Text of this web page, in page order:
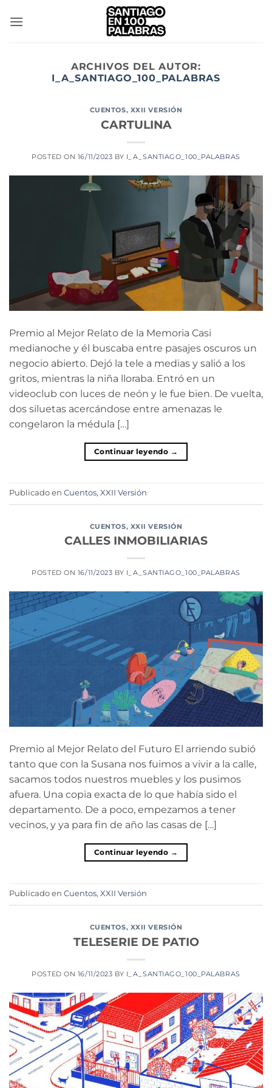
ARCHIVOS DEL AUTOR:
I_A_SANTIAGO_100_PALABRAS
CUENTOS, XXII VERSIÓN
CARTULINA
POSTED ON 16/11/2023 BY I_A_SANTIAGO_100_PALABRAS
Premio al Mejor Relato de la Memoria Casi
medianoche y él buscaba entre pasajes oscuros un
negocio abierto. Dejó la tele a medias y salió a los
gritos, mientras la niña lloraba. Entró en un
videoclub con luces de neón y le fue bien. De vuelta,
dos siluetas acercándose entre amenazas le
congelaron la médula […]
Continuar leyendo →
Publicado en Cuentos, XXII Versión
CUENTOS, XXII VERSIÓN
CALLES INMOBILIARIAS
POSTED ON 16/11/2023 BY I_A_SANTIAGO_100_PALABRAS
Premio al Mejor Relato del Futuro El arriendo subió
tanto que con la Susana nos fuimos a vivir a la calle,
sacamos todos nuestros muebles y los pusimos
afuera. Una copia exacta de lo que había sido el
departamento. De a poco, empezamos a tener
vecinos, y ya para fin de año las casas de […]
Continuar leyendo →
Publicado en Cuentos, XXII Versión
CUENTOS, XXII VERSIÓN
TELESERIE DE PATIO
POSTED ON 16/11/2023 BY I_A_SANTIAGO_100_PALABRAS